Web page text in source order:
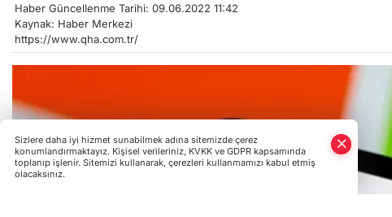
Haber Güncellenme Tarihi: 09.06.2022 11:42
Kaynak: Haber Merkezi
https://www.qha.com.tr/
Sizlere daha iyi hizmet sunabilmek adına sitemizde çerez
konumlandırmaktayız. Kişisel verileriniz, KVKK ve GDPR kapsamında
toplanıp işlenir. Sitemizi kullanarak, çerezleri kullanmamızı kabul etmiş
olacaksınız.